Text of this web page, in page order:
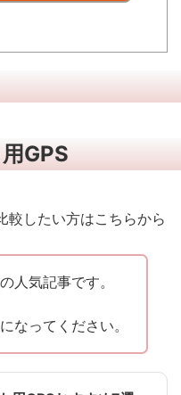
GPS
較したい方はこちらから
人気記事です。
なってください。